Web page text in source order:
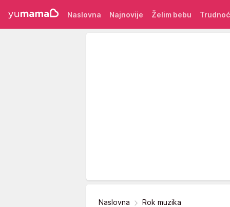
Naslovna Najnovije Želim bebu
Naslovna Rok muzika